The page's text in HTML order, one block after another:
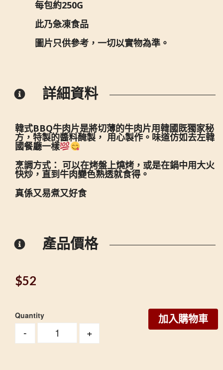
每包約250G
此乃急凍食品
圖片只供參考，一切以實物為準。
詳細資料
韓式BBQ牛肉片是將切薄的牛肉片用韓國既獨家秘
方，特製的醬料醃製， 用心製作。味道仿如去左韓
國餐廳一樣
烹調方式： 可以在烤盤上燒烤，或是在鍋中用大火
快炒，直到牛肉變色熟透就食得。
真係又易煮又好食
產品價格
$52
Quantity
- +
加入購物車